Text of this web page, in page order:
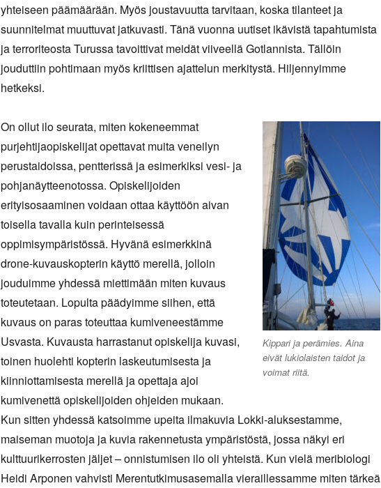
yhteiseen päämäärään. Myös joustavuutta tarvitaan, koska tilanteet ja
suunnitelmat muuttuvat jatkuvasti. Tänä vuonna uutiset ikävistä tapahtumista
ja terroriteosta Turussa tavoittivat meidät viiveellä Gotlannista. Tällöin
jouduttiin pohtimaan myös kriittisen ajattelun merkitystä. Hiljennyimme
hetkeksi.
Kippari ja perämies. Aina
eivät lukiolaisten taidot ja
voimat riitä.
On ollut ilo seurata, miten kokeneemmat
purjehtijaopiskelijat opettavat muita veneilyn
perustaidoissa, pentterissä ja esimerkiksi vesi- ja
pohjanäytteenotossa. Opiskelijoiden
erityisosaaminen voidaan ottaa käyttöön aivan
toisella tavalla kuin perinteisessä
oppimisympäristössä. Hyvänä esimerkkinä
drone-kuvauskopterin käyttö merellä, jolloin
jouduimme yhdessä miettimään miten kuvaus
toteutetaan. Lopulta päädyimme siihen, että
kuvaus on paras toteuttaa kumiveneestämme
Usvasta. Kuvausta harrastanut opiskelija kuvasi,
toinen huolehti kopterin laskeutumisesta ja
kiinniottamisesta merellä ja opettaja ajoi
kumivenettä opiskelijoiden ohjeiden mukaan.
Kun sitten yhdessä katsoimme upeita ilmakuvia Lokki-aluksestamme,
maiseman muotoja ja kuvia rakennetusta ympäristöstä, jossa näkyi eri
kulttuurikerrosten jäljet – onnistumisen ilo oli yhteistä. Kun vielä meribiologi
Heidi Arponen vahvisti Merentutkimusasemalla vieraillessamme miten tärkeä